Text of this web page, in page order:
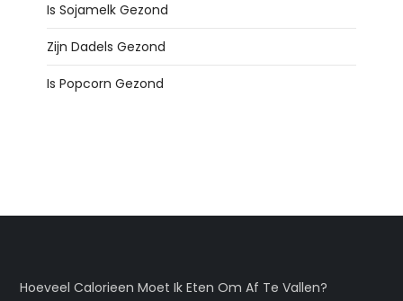
Is Sojamelk Gezond
Zijn Dadels Gezond
Is Popcorn Gezond
Hoeveel Calorieen Moet Ik Eten Om Af Te Vallen?